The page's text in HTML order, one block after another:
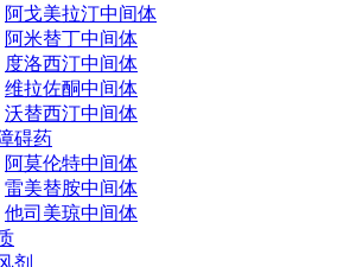
阿戈美拉汀中间体
阿米替丁中间体
度洛西汀中间体
维拉佐酮中间体
沃替西汀中间体
碍药
阿莫伦特中间体
雷美替胺中间体
他司美琼中间体